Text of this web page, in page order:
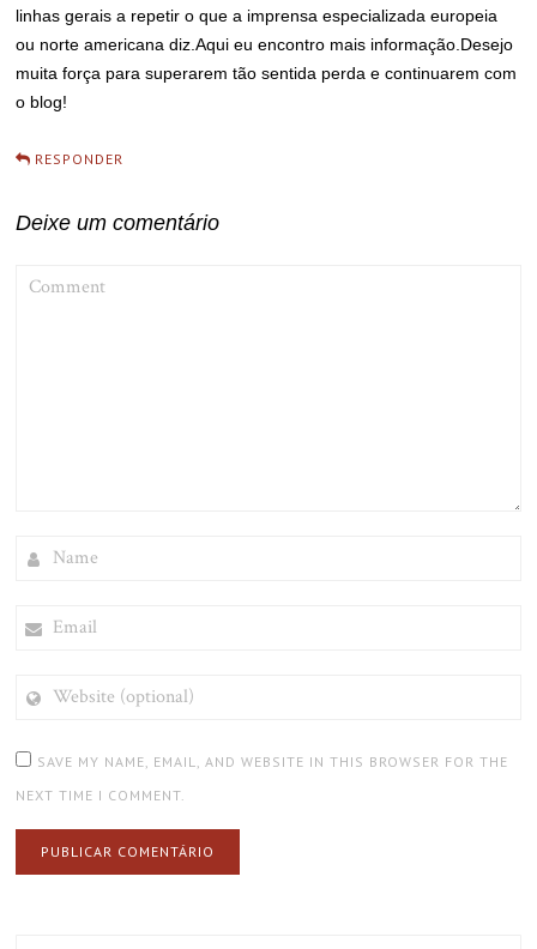
linhas gerais a repetir o que a imprensa especializada europeia
ou norte americana diz.Aqui eu encontro mais informação.Desejo
muita força para superarem tão sentida perda e continuarem com
o blog!
RESPONDER
Deixe um comentário
(OPTIONAL)
SAVE MY NAME, EMAIL, AND WEBSITE IN THIS BROWSER FOR THE
NEXT TIME I COMMENT.